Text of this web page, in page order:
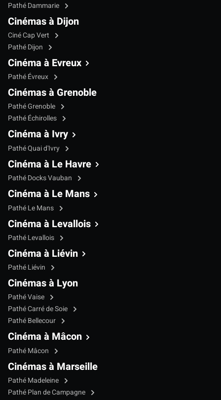
Pathé Dammarie
Cinémas à Dijon
Ciné Cap Vert
Pathé Dijon
Cinéma à Evreux
Pathé Évreux
Cinémas à Grenoble
Pathé Grenoble
Pathé Échirolles
Cinéma à Ivry
Pathé Quai d'Ivry
Cinéma à Le Havre
Pathé Docks Vauban
Cinéma à Le Mans
Pathé Le Mans
Cinéma à Levallois
Pathé Levallois
Cinéma à Liévin
Pathé Liévin
Cinémas à Lyon
Pathé Vaise
Pathé Carré de Soie
Pathé Bellecour
Cinéma à Mâcon
Pathé Mâcon
Cinémas à Marseille
Pathé Madeleine
Pathé Plan de Campagne